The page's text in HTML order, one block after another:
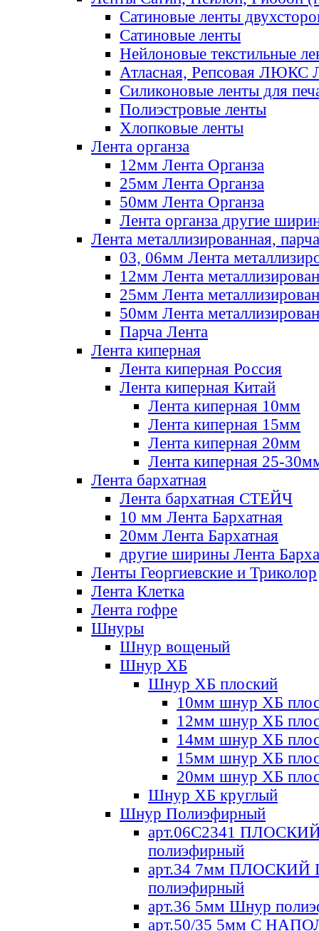
Сатиновые ленты
Сатиновые ленты
Нейлоновые текстильные
Атласная, Репсовая ЛЮКС
Силиконовые ленты для
Полиэстровые ленты
Хлопковые ленты
Лента органза
12мм Лента Органза
25мм Лента Органза
50мм Лента Органза
Лента органза другие
Лента металлизированная, парча
03, 06мм Лента
12мм Лента
25мм Лента
50мм Лента
Парча Лента
Лента киперная
Лента киперная Россия
Лента киперная Китай
Лента киперная 10мм
Лента киперная 15мм
Лента киперная 20мм
Лента киперная 25-
Лента бархатная
Лента бархатная СТЕЙЧ
10 мм Лента Бархатная
20мм Лента Бархатная
другие ширины Лента
Ленты Георгиевские и Триколор
Лента Клетка
Лента гофре
Шнуры
Шнур вощеный
Шнур ХБ
Шнур ХБ плоский
10мм шнур ХБ
12мм шнур ХБ
14мм шнур ХБ
15мм шнур ХБ
20мм шнур ХБ
Шнур ХБ круглый
Шнур Полиэфирный
арт.06С2341
полиэфирный
арт.34 7мм ПЛОСКИЙ
полиэфирный
арт.36 5мм Шнур
арт.50/35 5мм С